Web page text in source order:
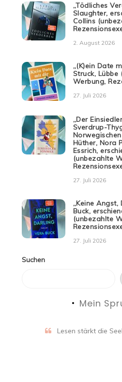
„Tödliches
Slaughter,
Collins
2. August 2026
„(K)ein Date
Struck, Lübbe
Werbung,
27. Juli 2026
„Der
Sverdrup-
Hüther, Nora
Essrich,
(unbezahlte
27. Juli 2026
„Keine Angst,
Buck,
(unbezahlte
27. Juli 2026
Suchen
Mein
Lesen stärkt die